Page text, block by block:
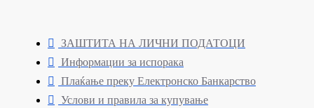
ЗАШТИТА НА ЛИЧНИ ПОДАТОЦИ
Информации за испорака
Плаќање преку Електронско Банкарство
Услови и правила за купување